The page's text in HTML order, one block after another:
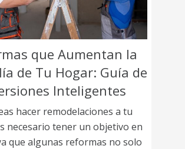
que Aumentan la
de Tu Hogar: Guía de
Inteligentes
hacer remodelaciones a tu
necesario tener un objetivo en
que algunas reformas no solo